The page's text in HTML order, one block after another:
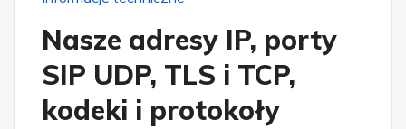
Nasze adresy IP, porty
SIP UDP, TLS i TCP,
kodeki i protokoły